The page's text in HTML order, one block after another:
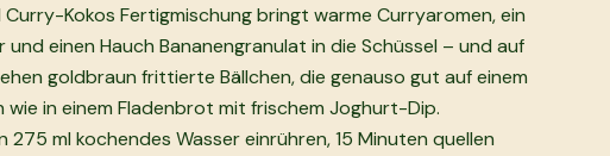
Curry-Kokos Fertigmischung bringt warme Curryaromen, ein
und einen Hauch Bananengranulat in die Schüssel – und auf
goldbraun frittierte Bällchen, die genauso gut auf einem
in einem Fladenbrot mit frischem Joghurt-Dip.
275 ml kochendes Wasser einrühren, 15 Minuten quellen